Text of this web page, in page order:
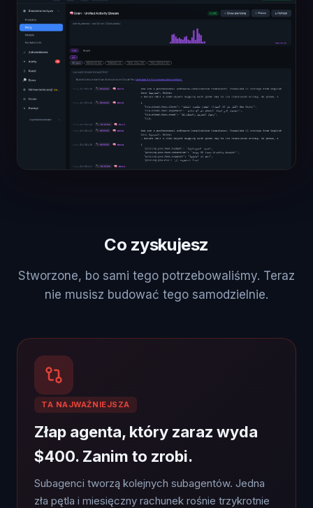
Co zyskujesz
Stworzone, bo sami tego potrzebowaliśmy. Teraz
nie musisz budować tego samodzielnie.
TA NAJWAŻNIEJSZA
Złap agenta, który zaraz wyda
$400. Zanim to zrobi.
Subagenci tworzą kolejnych subagentów. Jedna
zła pętla i miesięczny rachunek rośnie trzykrotnie